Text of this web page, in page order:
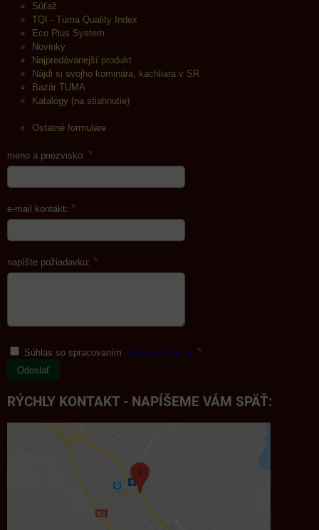
Súťaž
TQI - Tuma Quality Index
Eco Plus System
Novinky
Najpredávanejší produkt
Nájdi si svojho kominára, kachliara v SR
Bazár TUMA
Katalógy (na stiahnutie)
Ostatné formuláre
meno a priezvisko: *
e-mail kontakt: *
napíšte požiadavku: *
Súhlas so spracovaním osobných údajov *
Odoslať
RÝCHLY KONTAKT - NAPÍŠEME VÁM SPÄŤ: